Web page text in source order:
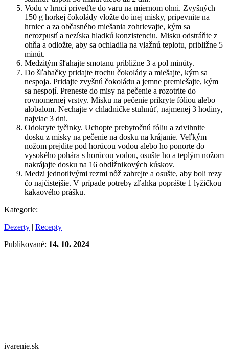
Vodu v hrnci priveďte do varu na miernom ohni. Zvyšných
150 g horkej čokolády vložte do inej misky, pripevnite na
hrniec a za občasného miešania zohrievajte, kým sa
nerozpustí a nezíska hladkú konzistenciu. Misku odstráňte z
ohňa a odložte, aby sa ochladila na vlažnú teplotu, približne 5
minút.
Medzitým šľahajte smotanu približne 3 a pol minúty.
Do šľahačky pridajte trochu čokolády a miešajte, kým sa
nespoja. Pridajte zvyšnú čokoládu a jemne premiešajte, kým
sa nespojí. Preneste do misy na pečenie a rozotrite do
rovnomernej vrstvy. Misku na pečenie prikryte fóliou alebo
alobalom. Nechajte v chladničke stuhnúť, najmenej 3 hodiny,
najviac 3 dni.
Odokryte tyčinky. Uchopte prebytočnú fóliu a zdvihnite
dosku z misky na pečenie na dosku na krájanie. Veľkým
nožom prejdite pod horúcou vodou alebo ho ponorte do
vysokého pohára s horúcou vodou, osušte ho a teplým nožom
nakrájajte dosku na 16 obdĺžnikových kúskov.
Medzi jednotlivými rezmi nôž zahrejte a osušte, aby boli rezy
čo najčistejšie. V prípade potreby zľahka poprášte 1 lyžičkou
kakaového prášku.
Kategorie:
Dezerty | Recepty
Publikované: 14. 10. 2024
ivarenie.sk